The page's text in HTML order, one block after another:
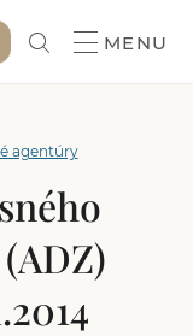
MENU
agentúry